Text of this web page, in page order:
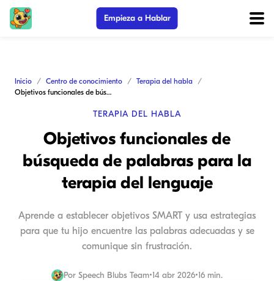
Empieza a Hablar
Inicio Centro de conocimiento
Terapia del habla
Objetivos funcionales de búsqueda de palabras para la terapia del lenguaje
TERAPIA DEL HABLA
Objetivos funcionales de
búsqueda de palabras para la
terapia del lenguaje
Aprende a establecer objetivos SMART y usa estrategias
para que tu hijo encuentre las palabras adecuadas y se
comunique sin frustración.
Por Speech Blubs Team•14 abr 2026•16 min.